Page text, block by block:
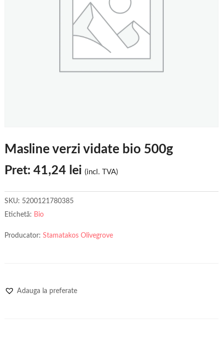
Masline verzi vidate bio 500g
Pret: 41,24 lei (incl. TVA)
SKU: 5200121780385
Etichetă: Bio
Producator: Stamatakos Olivegrove
Adauga la preferate